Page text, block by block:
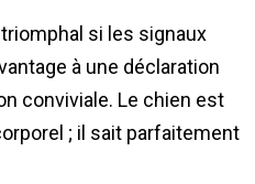
si les signaux
à une déclaration
conviviale. Le chien est
; il sait parfaitement